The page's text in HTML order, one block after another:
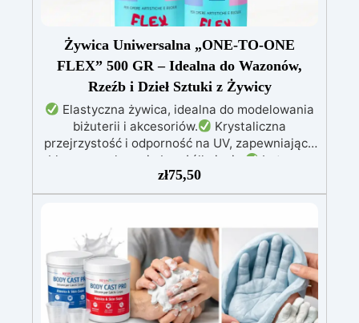
Żywica Uniwersalna „ONE-TO-ONE
FLEX” 500 GR – Idealna do Wazonów,
Rzeźb i Dzieł Sztuki z Żywicy
Elastyczna żywica, idealna do modelowania
biżuterii i akcesoriów.
Krystaliczna
przejrzystość i odporność na UV, zapewniające
błyszczące kreacje bez żółknięcia.
Łatwa w
użyciu – proporcja mieszania 1:1 i długi czas
obróbki dla precyzyjnych detali.
umożliwiając nieskończone możliwości
personalizacji.
Bezpieczna i certyfikowana –
BPA Free, bez rozpuszczalników i
bezzapachowa, wyprodukowana w 100% we
Włoszech.
zł75,50